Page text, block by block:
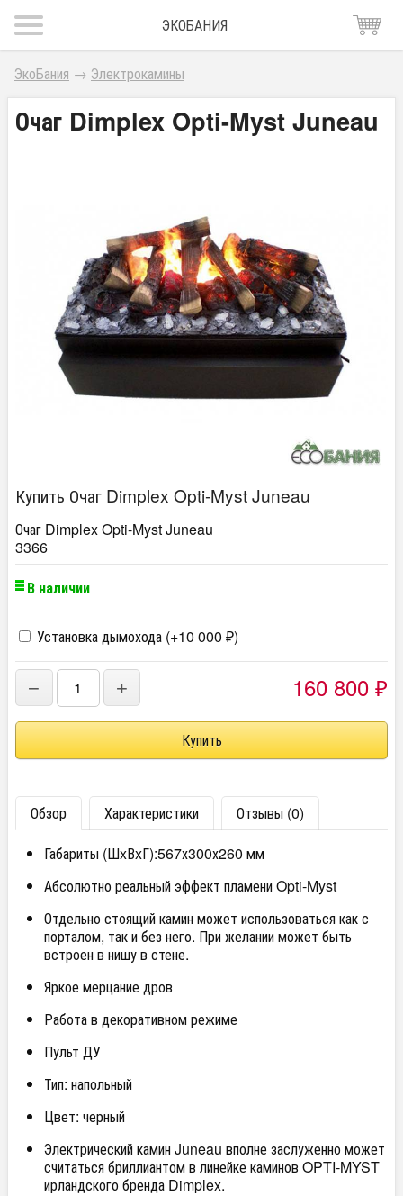
ЭКОБАНИЯ
ЭкоБания → Электрокамины
Очаг Dimplex Opti-Myst Juneau
Купить Очаг Dimplex Opti-Myst Juneau
Очаг Dimplex Opti-Myst Juneau
3366
В наличии
Установка дымохода (+10 000 ₽)
− + 160 800 ₽
Обзор Характеристики
Отзывы (0)
Габариты (ШxВxГ):567х300х260 мм
Абсолютно реальный эффект пламени Opti-Myst
Отдельно стоящий камин может использоваться как с
порталом, так и без него. При желании может быть
встроен в нишу в стене.
Яркое мерцание дров
Работа в декоративном режиме
Пульт ДУ
Тип: напольный
Цвет: черный
Электрический камин Juneau вполне заслуженно может
считаться бриллиантом в линейке каминов OPTI-MYST
ирландского бренда Dimplex.